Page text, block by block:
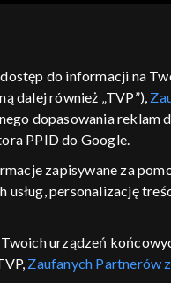
o dostawcy usług
do informacji na
dalej również „TVP”),
dopasowania reklam
PPID do Google.
zapisywane za
personalizację
urządzeń
Zaufanych Partnerów